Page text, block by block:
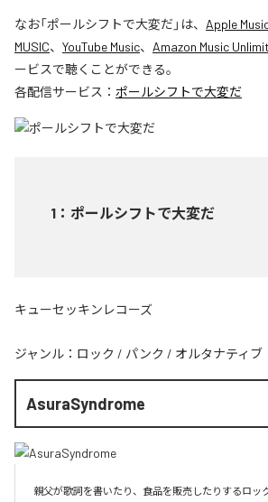
なお「ポールシフトで大変だ 」は、 Apple
MUSIC、 YouTube Music、 Amazon Music
ービスで聴くことができる。
各配信サービス： ポールシフトで大変だ
1 ： ポールシフトで大変だ
キューセッキンレコーズ
ジャンル： ロック / パンク / オルタナティブ
AsuraSyndrome
親父が歌詞を書いたり、食品を販売したりするロッ